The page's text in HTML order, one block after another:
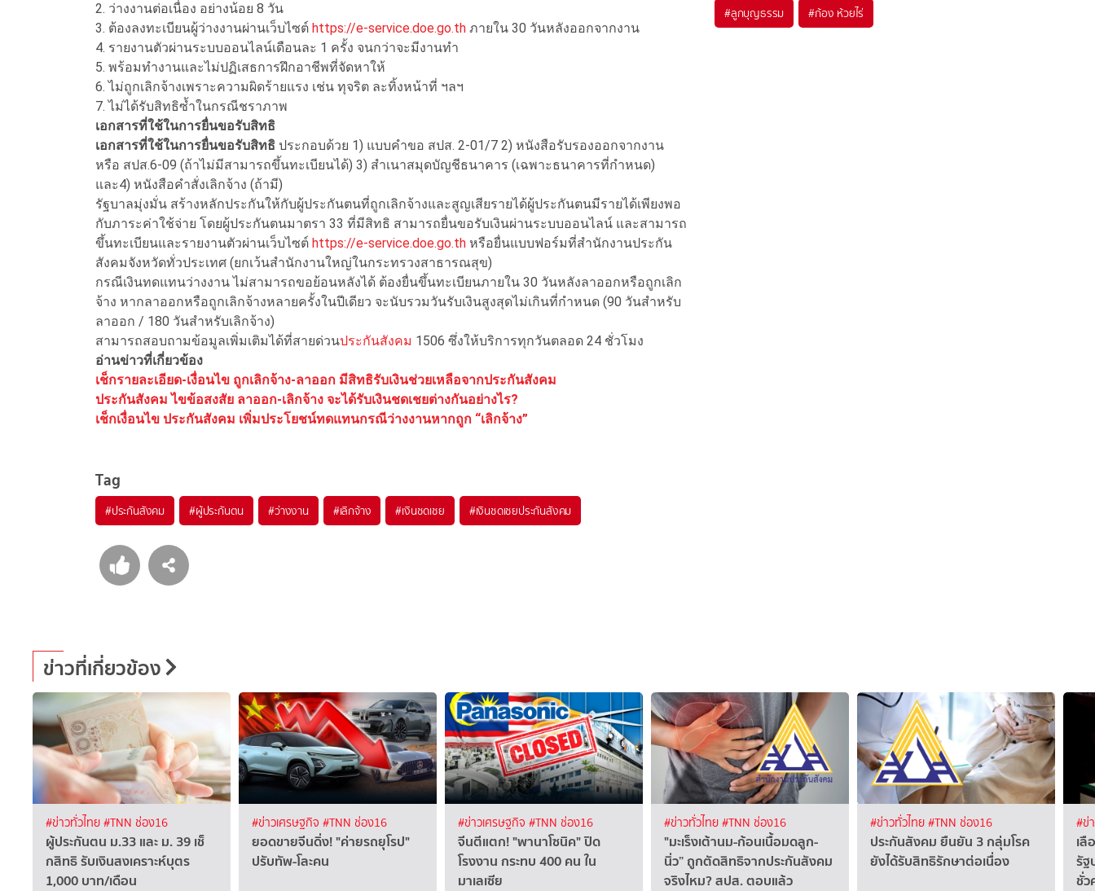
2. ว่างงานต่อเนื่อง อย่างน้อย 8 วัน
3. ต้องลงทะเบียนผู้ว่างงานผ่านเว็บไซต์ https://e-service.doe.go.th ภายใน 30 วันหลังออกจากงาน
4. รายงานตัวผ่านระบบออนไลน์เดือนละ 1 ครั้ง จนกว่าจะมีงานทำ
5. พร้อมทำงานและไม่ปฏิเสธการฝึกอาชีพที่จัดหาให้
6. ไม่ถูกเลิกจ้างเพราะความผิดร้ายแรง เช่น ทุจริต ละทิ้งหน้าที่ ฯลฯ
7. ไม่ได้รับสิทธิซ้ำในกรณีชราภาพ
เอกสารที่ใช้ในการยื่นขอรับสิทธิ
เอกสารที่ใช้ในการยื่นขอรับสิทธิ ประกอบด้วย 1) แบบคำขอ สปส. 2-01/7 2) หนังสือรับรองออกจากงาน
หรือ สปส.6-09 (ถ้าไม่มีสามารถขึ้นทะเบียนได้) 3) สำเนาสมุดบัญชีธนาคาร (เฉพาะธนาคารที่กำหนด)
และ4) หนังสือคำสั่งเลิกจ้าง (ถ้ามี)
รัฐบาลมุ่งมั่น สร้างหลักประกันให้กับผู้ประกันตนที่ถูกเลิกจ้างและสูญเสียรายได้ผู้ประกันตนมีรายได้เพียงพอ
กับภาระค่าใช้จ่าย โดยผู้ประกันตนมาตรา 33 ที่มีสิทธิ สามารถยื่นขอรับเงินผ่านระบบออนไลน์ และสามารถ
ขึ้นทะเบียนและรายงานตัวผ่านเว็บไซต์ https://e-service.doe.go.th หรือยื่นแบบฟอร์มที่สำนักงานประกัน
สังคมจังหวัดทั่วประเทศ (ยกเว้นสำนักงานใหญ่ในกระทรวงสาธารณสุข)
กรณีเงินทดแทนว่างงาน ไม่สามารถขอย้อนหลังได้ ต้องยื่นขึ้นทะเบียนภายใน 30 วันหลังลาออกหรือถูกเลิก
จ้าง หากลาออกหรือถูกเลิกจ้างหลายครั้งในปีเดียว จะนับรวมวันรับเงินสูงสุดไม่เกินที่กำหนด (90 วันสำหรับ
ลาออก / 180 วันสำหรับเลิกจ้าง)
สามารถสอบถามข้อมูลเพิ่มเติมได้ที่สายด่วนประกันสังคม 1506 ซึ่งให้บริการทุกวันตลอด 24 ชั่วโมง
อ่านข่าวที่เกี่ยวข้อง
เช็กรายละเอียด-เงื่อนไข ถูกเลิกจ้าง-ลาออก มีสิทธิรับเงินช่วยเหลือจากประกันสังคม
ประกันสังคม ไขข้อสงสัย ลาออก-เลิกจ้าง จะได้รับเงินชดเชยต่างกันอย่างไร?
เช็กเงื่อนไข ประกันสังคม เพิ่มประโยชน์ทดแทนกรณีว่างงานหากถูก “เลิกจ้าง”
Tag
#ประกันสังคม #ผู้ประกันตน #ว่างงาน #เลิกจ้าง #เงินชดเชย #เงินชดเชยประกันสังคม
#ลูกบุญธรรม #ก้อง ห้วยไร่
ข่าวที่เกี่ยวข้อง
#ข่าวทั่วไทย#TNN ช่อง16
ผู้ประกันตน ม.33 และ ม. 39 เช็
กสิทธิ รับเงินสงเคราะห์บุตร
1,000 บาท/เดือน
#ข่าวเศรษฐกิจ #TNN ช่อง16
ยอดขายจีนดิ่ง! "ค่ายรถยุโรป"
ปรับทัพ-โละคน
#ข่าวเศรษฐกิจ #TNN ช่อง16
จีนตีแตก! "พานาโซนิค" ปิด
โรงงาน กระทบ 400 คน ใน
มาเลเซีย
#ข่าวทั่วไทย#TNN ช่อง16
"มะเร็งเต้านม-ก้อนเนื้อมดลูก-
นิ่ว” ถูกตัดสิทธิจากประกันสังคม
จริงไหม? สปส. ตอบแล้ว
#ข่าวทั่วไทย#TNN ช่อง16
ประกันสังคม ยืนยัน 3 กลุ่มโรค
ยังได้รับสิทธิรักษาต่อเนื่อง
#ข่
เ
รัฐ
ชั่ว